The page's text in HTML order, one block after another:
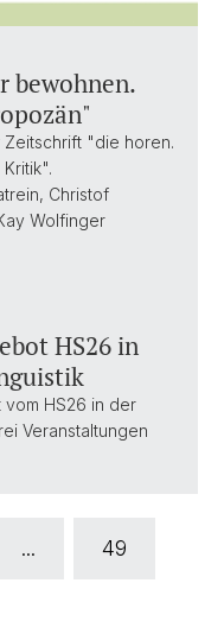
bewohnen.
"die horen.
Christof
Wolfinger
HS26 in
HS26 in der
Veranstaltungen
... 49